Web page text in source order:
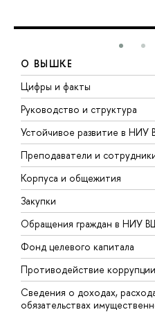
О ВЫШКЕ
Цифры и факты
Руководство и структура
Устойчивое развитие в
Преподаватели и
Корпуса и общежития
Закупки
Обращения граждан в НИУ
Фонд целевого капитала
Противодействие коррупции
Сведения о доходах,
обязательствах